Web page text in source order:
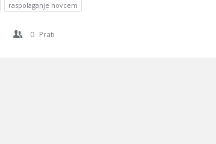
raspolaganje novcem
0 Prati